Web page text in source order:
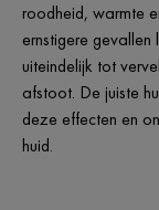
roodheid, warmte
ernstigere
uiteindelijk tot
afstoot. De juiste
deze effecten en
huid.